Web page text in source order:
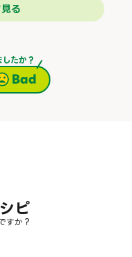
る
たか？
Bad
ピ
すか？